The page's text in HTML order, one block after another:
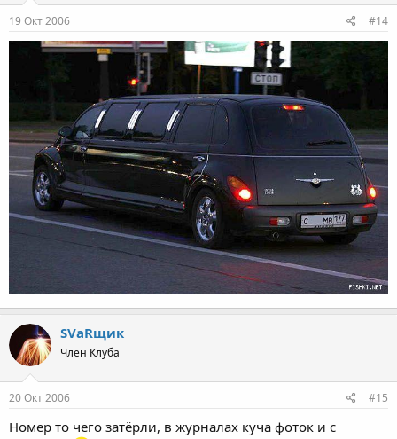
19 Окт 2006 #14
SVаRщик
Член Клуба
20 Окт 2006 #15
Номер то чего затёрли, в журналах куча фоток и с